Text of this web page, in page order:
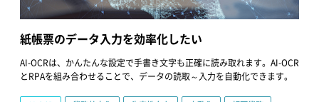
紙帳票のデータ入力を効率化したい
AI-OCRは、かんたんな設定で手書き文字も正確に読み取れます。AI-OCR
とRPAを組み合わせることで、データの読取～入力を自動化できます。